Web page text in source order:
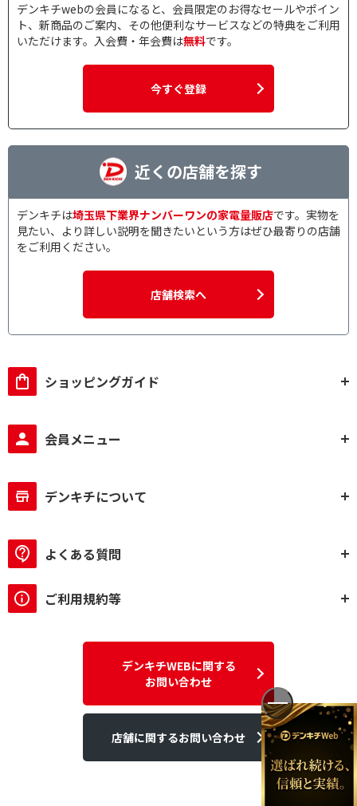
デンキチwebの会員になると、会員限定のお得なセールやポイン
ト、新商品のご案内、その他便利なサービスなどの特典をご利用
いただけます。入会費・年会費は無料です。
今すぐ登録
近くの店舗を探す
デンキチは埼玉県下業界ナンバーワンの家電量販店です。実物を
見たい、より詳しい説明を聞きたいという方はぜひ最寄りの店舗
をご利用ください。
店舗検索へ
ショッピングガイド
会員メニュー
デンキチについて
よくある質問
ご利用規約等
デンキチWEBに関する
お問い合わせ
店舗に関するお問い合わせ